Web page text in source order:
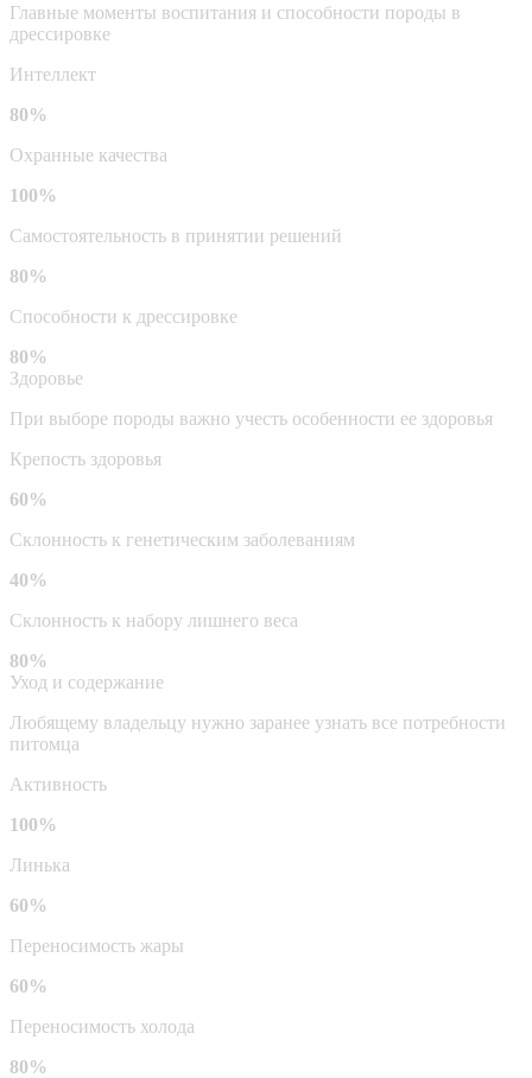
Главные моменты воспитания и способности породы в
дрессировке
Интеллект
80%
Охранные качества
100%
Самостоятельность в принятии решений
80%
Способности к дрессировке
80%
Здоровье
При выборе породы важно учесть особенности ее здоровья
Крепость здоровья
60%
Склонность к генетическим заболеваниям
40%
Склонность к набору лишнего веса
80%
Уход и содержание
Любящему владельцу нужно заранее узнать все потребности
питомца
Активность
100%
Линька
60%
Переносимость жары
60%
Переносимость холода
80%